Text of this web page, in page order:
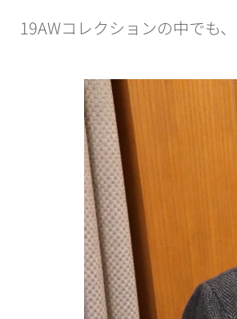
19AWコレクションの中でも